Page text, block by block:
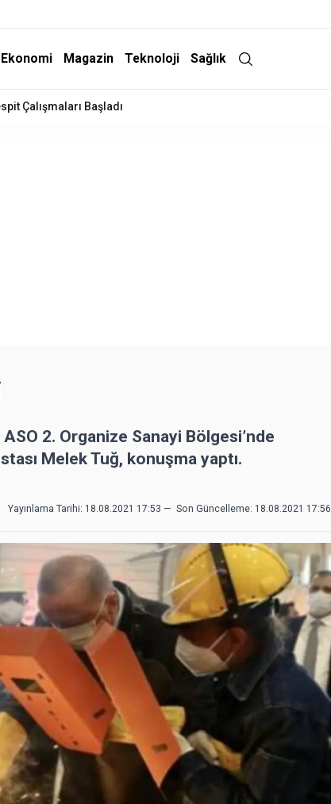
Ekonomi Magazin Teknoloji Sağlık
Oldu
2. Organize Sanayi Bölgesi’nde
Melek Tuğ, konuşma yaptı.
Yayınlama Tarihi: 18.08.2021 17:53 — Son Güncelleme: 18.08.2021 17:56